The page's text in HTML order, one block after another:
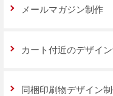
メールマガジン制作
カート付近のデザイ
同梱印刷物デザイン